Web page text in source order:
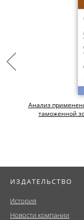
Анализ
таможенной
ИЗДАТЕЛЬСТВО
История
Новости компании